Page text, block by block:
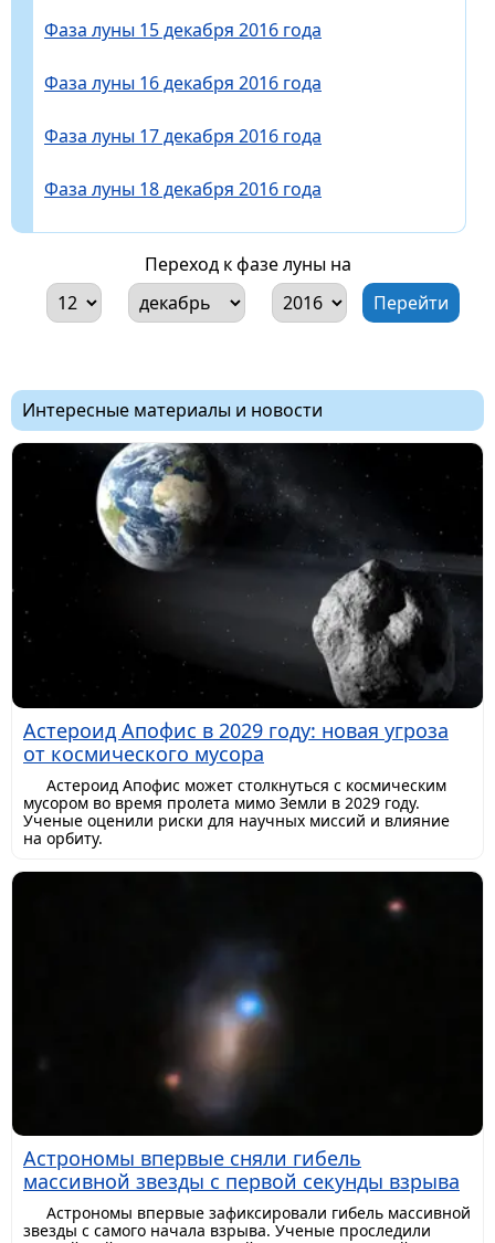
Фаза луны 15 декабря 2016 года
Фаза луны 16 декабря 2016 года
Фаза луны 17 декабря 2016 года
Фаза луны 18 декабря 2016 года
Переход к фазе луны на
Интересные материалы и новости
Астероид Апофис в 2029 году: новая угроза
от космического мусора
Астероид Апофис может столкнуться с космическим
мусором во время пролета мимо Земли в 2029 году.
Ученые оценили риски для научных миссий и влияние
на орбиту.
Астрономы впервые сняли гибель
массивной звезды с первой секунды взрыва
Астрономы впервые зафиксировали гибель массивной
звезды с самого начала взрыва. Ученые проследили